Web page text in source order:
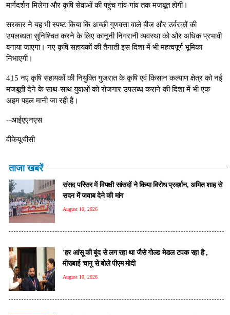
मार्गदर्शन मिलेगा और कृषि सेवाओं की पहुंच गांव-गांव तक मजबूत होगी।
सरकार ने यह भी स्पष्ट किया कि अच्छी गुणवत्ता वाले बीज और उर्वरकों की
उपलब्धता सुनिश्चित करने के लिए कानूनी निगरानी व्यवस्था को और अधिक प्रभावी
बनाया जाएगा। नए कृषि सहायकों की तैनाती इस दिशा में भी महत्वपूर्ण भूमिका
निभाएगी।
415 नए कृषि सहायकों की नियुक्ति गुजरात के कृषि एवं किसान कल्याण क्षेत्र को नई
मजबूती देने के साथ-साथ युवाओं को रोजगार उपलब्ध कराने की दिशा में भी एक
अहम पहल मानी जा रही है।
--आईएएनएस
वीकेयू/वीसी
ताजा खबरें
संसद परिसर में विपक्षी सांसदों ने किया विरोध प्रदर्शन, अमित शाह से
सदन में जवाब देने की मांग
August 10, 2026
'हर आंसू की बूंद से लग रहा था जैसे गोल्ड मेडल टपक रहा है',
मीराबाई चानू से बोले पीएम मोदी
August 10, 2026